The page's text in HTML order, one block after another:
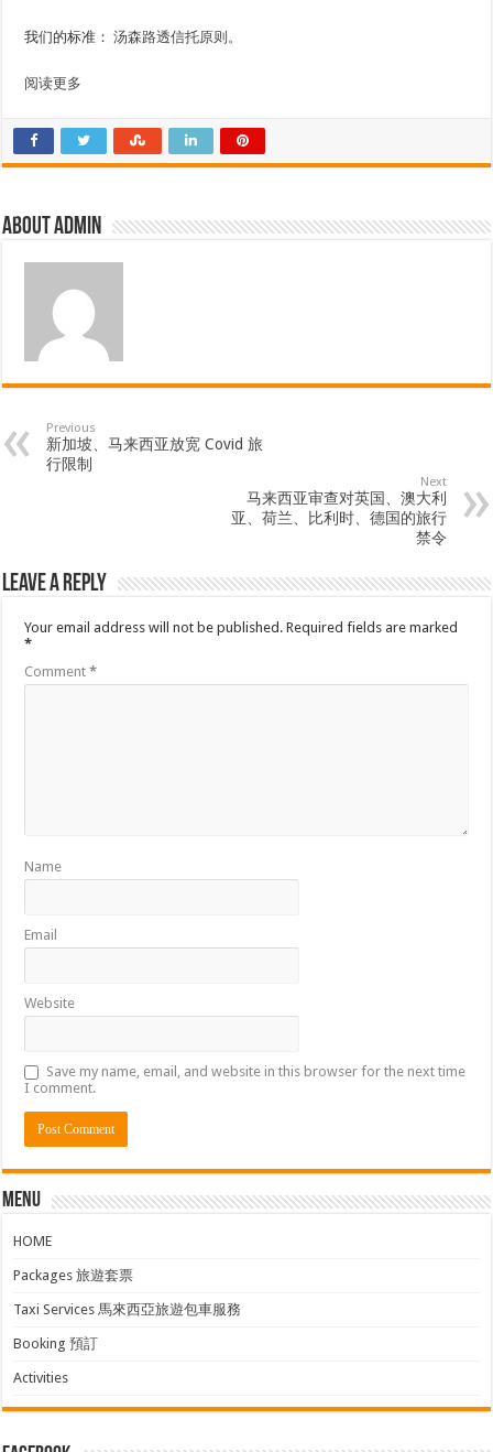
我们的标准：汤森路透信托原则。
阅读更多
About admin
Previous
新加坡、马来西亚放宽 Covid 旅
行限制
Next
马来西亚审查对英国、澳大利
亚、荷兰、比利时、德国的旅行
禁令
Leave a Reply
Your email address will not be published. Required fields are marked
*
Comment*
Name
Email
Website
Save my name, email, and website in this browser for the next time
I comment.
Menu
HOME
Packages 旅遊套票
Taxi Services 馬來西亞旅遊包車服務
Booking 預訂
Activities